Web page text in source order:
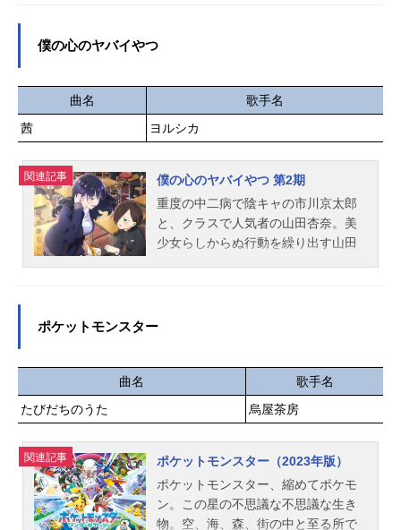
を投じ、せわしなくも穏やかな日々
を送っていた。ところが、胸に秘め
た思いはやがて交錯し、彼らはかつ
品名プリンセスコネクト！Re:DiveSe
ason2放送形態TVアニメシリーズプ
リンセスコネクト！Re:Dive（アニ
メ）スケジュール2022年1月10日
（月）～2022年3月28日（月）TOKY
井翔太ミミ：日高里菜ミソギ：諸星
すみれキョウカ：小倉唯アユミ：大
関英里サレン：堀江由衣スズメ：悠
新田恵海シオリ：小清水亜美リマ：
徳井青空リン：小岩井ことりジュ
ン：川澄綾子クリスティーナ：たか
僕の心のヤバイやつ
曲名
歌手名
茜
ヨルシカ
関連記事
僕の心のヤバイやつ 第2期
重度の中二病で陰キャの市川京太郎
と、クラスで人気者の山田杏奈。美
少女らしからぬ行動を繰り出す山田
第2期放送形態TVアニメシリーズ僕
の心のヤバイやつスケジュール2024
年1月6日（土）〜2024年3月30日
（土）テレビ朝日系全国24局ネッ
ト“NUMAnimation”枠にて話数全13話
キャスト市川京太郎：堀江瞬山田杏
奈：羊宮妃那小林ちひろ：朝井彩加
関根萌子：潘めぐみ吉田芹那：種﨑
ポケットモンスター
曲名
歌手名
たびだちのうた
烏屋茶房
関連記事
ポケットモンスター（2023年版）
ポケットモンスター、縮めてポケモ
ン。この星の不思議な不思議な生き
物。空、海、森、街の中と至る所で